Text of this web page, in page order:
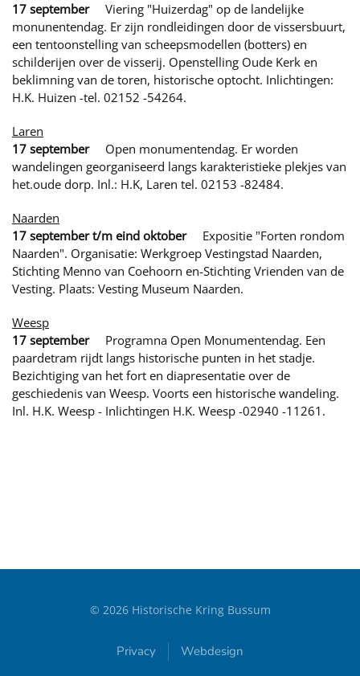
17 septemberViering "Huizerdag" op de landelijke
monunentendag. Er zijn rondleidingen door de vissersbuurt,
een tentoonstelling van scheepsmodellen (botters) en
schilderijen over de visserij. Openstelling Oude Kerk en
beklimning van de toren, historische optocht. Inlichtingen:
H.K. Huizen -tel. 02152 -54264.
Laren
17 septemberOpen monumentendag. Er worden
wandelingen georganiseerd langs karakteristieke plekjes van
het.oude dorp. Inl.: H.K, Laren tel. 02153 -82484.
Naarden
17 september t/m eind oktober
Expositie "Forten rondom
Naarden". Organisatie: Werkgroep Vestingstad Naarden,
Stichting Menno van Coehoorn en-Stichting Vrienden van de
Vesting. Plaats: Vesting Museum Naarden.
Weesp
17 septemberProgramna Open Monumentendag. Een
paardetram rijdt langs historische punten in het stadje.
Bezichtiging van het fort en diapresentatie over de
geschiedenis van Weesp. Voorts een historische wandeling.
Inl. H.K. Weesp - Inlichtingen H.K. Weesp -02940 -11261.
© 2026Historische Kring Bussum
Privacy Webdesign